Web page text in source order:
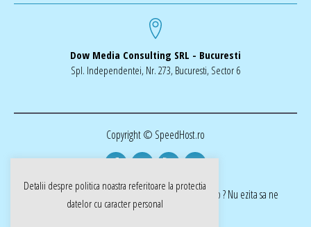
Dow Media Consulting SRL - Bucuresti
Spl. Independentei, Nr. 273, Bucuresti, Sector 6
Copyright © SpeedHost.ro
realizat de Dow Media | ai nevoie de o pagina web ? Nu ezita sa ne
cotactati dow-media.ro
Detalii despre politica noastra referitoare la protectia
datelor cu caracter personal